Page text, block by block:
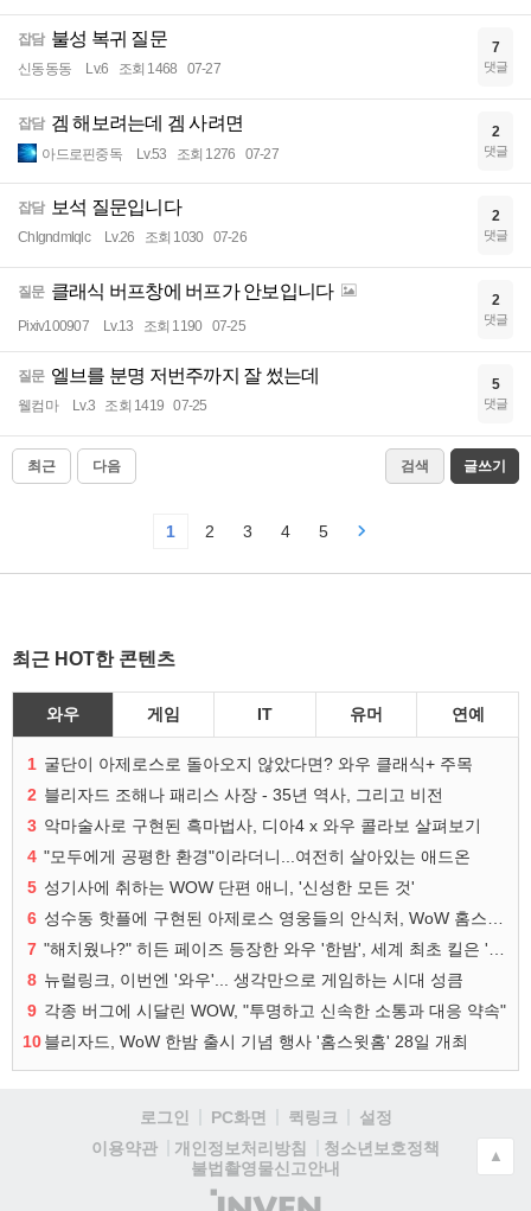
잡담 불성 복귀 질문
신동동동 Lv.6 조회 1468 07-27
7
댓글
잡담 겜 해보려는데 겜 사려면
아드로핀중독 Lv.53 조회 1276 07-27
2
댓글
잡담 보석 질문입니다
Chlgndmlqlc Lv.26 조회 1030 07-26
2
댓글
질문 클래식 버프창에 버프가 안보입니다
Pixiv100907 Lv.13 조회 1190 07-25
2
댓글
질문 엘브를 분명 저번주까지 잘 썼는데
웰컴마 Lv.3 조회 1419 07-25
5
댓글
최근 다음 검색 글쓰기
1 2 3 4 5
최근 HOT한 콘텐츠
와우 게임 IT 유머 연예
1 굴단이 아제로스로 돌아오지 않았다면? 와우 클래식+ 주목
2 블리자드 조해나 패리스 사장 - 35년 역사, 그리고 비전
3 악마술사로 구현된 흑마법사, 디아4 x 와우 콜라보 살펴보기
4 "모두에게 공평한 환경"이라더니...여전히 살아있는 애드온
5 성기사에 취하는 WOW 단편 애니, '신성한 모든 것'
6
7
8 뉴럴링크, 이번엔 '와우'... 생각만으로 게임하는 시대 성큼
9 각종 버그에 시달린 WOW, "투명하고 신속한 소통과 대응 약속"
10블리자드, WoW 한밤 출시 기념 행사 '홈스윗홈' 28일 개최
로그인 PC화면 퀵링크
설정
이용약관
개인정보처리방침
청소년보호정책
불법촬영물신고안내
(주)
▲